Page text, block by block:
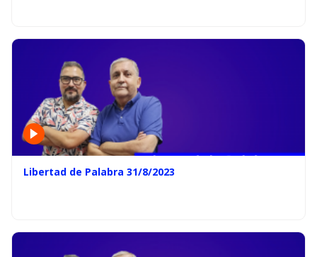
Libertad de Palabra 31/8/2023